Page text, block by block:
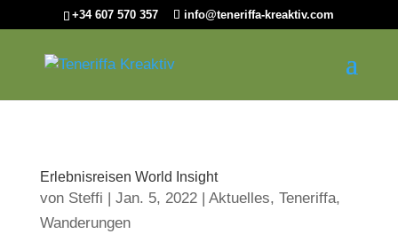
+34 607 570 357 info@teneriffa-kreaktiv.com
Erlebnisreisen World Insight
von Steffi | Jan. 5, 2022| Aktuelles, Teneriffa,
Wanderungen